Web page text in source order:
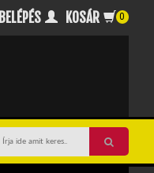
BELÉPÉS KOSÁR 0